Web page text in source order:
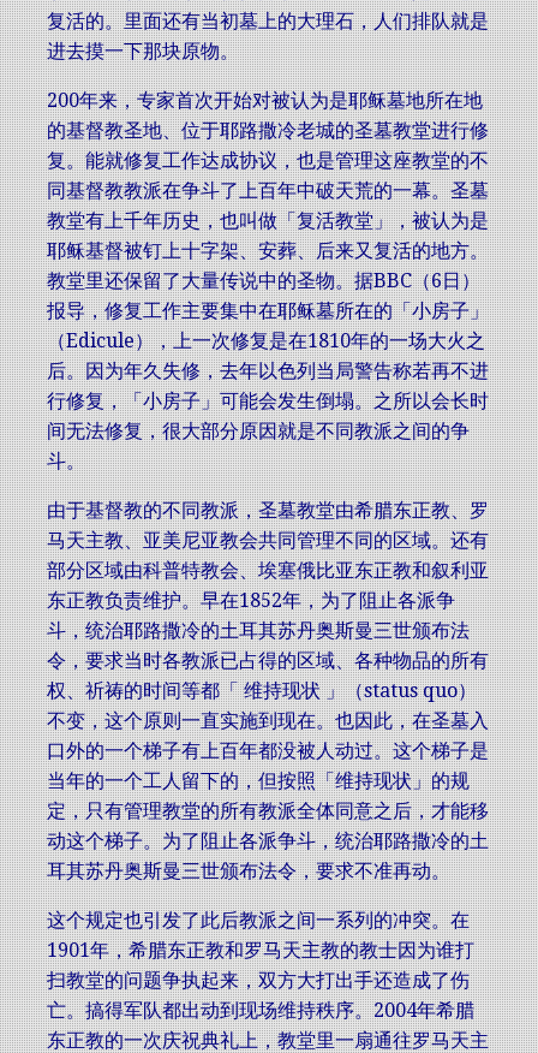
复活的。里面还有当初墓上的大理石，人们排队就是
进去摸一下那块原物。
200年来，专家首次开始对被认为是耶稣墓地所在地
的基督教圣地、位于耶路撒冷老城的圣墓教堂进行修
复。能就修复工作达成协议，也是管理这座教堂的不
同基督教教派在争斗了上百年中破天荒的一幕。圣墓
教堂有上千年历史，也叫做「复活教堂」，被认为是
耶稣基督被钉上十字架、安葬、后来又复活的地方。
教堂里还保留了大量传说中的圣物。据BBC（6日）
报导，修复工作主要集中在耶稣墓所在的「小房子」
（Edicule），上一次修复是在1810年的一场大火之
后。因为年久失修，去年以色列当局警告称若再不进
行修复，「小房子」可能会发生倒塌。之所以会长时
间无法修复，很大部分原因就是不同教派之间的争
斗。
由于基督教的不同教派，圣墓教堂由希腊东正教、罗
马天主教、亚美尼亚教会共同管理不同的区域。还有
部分区域由科普特教会、埃塞俄比亚东正教和叙利亚
东正教负责维护。早在1852年，为了阻止各派争
斗，统治耶路撒冷的土耳其苏丹奥斯曼三世颁布法
令，要求当时各教派已占得的区域、各种物品的所有
权、祈祷的时间等都「 维持现状 」（status quo）
不变，这个原则一直实施到现在。也因此，在圣墓入
口外的一个梯子有上百年都没被人动过。这个梯子是
当年的一个工人留下的，但按照「维持现状」的规
定，只有管理教堂的所有教派全体同意之后，才能移
动这个梯子。为了阻止各派争斗，统治耶路撒冷的土
耳其苏丹奥斯曼三世颁布法令，要求不准再动。
这个规定也引发了此后教派之间一系列的冲突。在
1901年，希腊东正教和罗马天主教的教士因为谁打
扫教堂的问题争执起来，双方大打出手还造成了伤
亡。搞得军队都出动到现场维持秩序。2004年希腊
东正教的一次庆祝典礼上，教堂里一扇通往罗马天主